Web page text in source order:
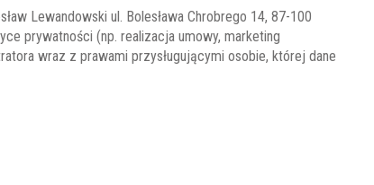
Lewandowski ul. Bolesława Chrobrego 14, 87-100
prywatności (np. realizacja umowy, marketing
wraz z prawami przysługującymi osobie, której dane